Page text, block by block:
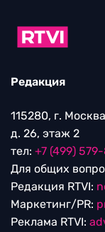
Редакция
115280, г.
д. 26, этаж 2
тел: +7 (499)
Для общих
Редакция RTVI:
Маркетинг/PR:
Реклама RTVI: